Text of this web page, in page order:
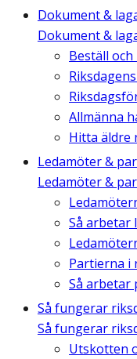
Dokument &
Dokument &
Beställ
Allmänna
Hitta äldre
Ledamöter &
Ledamöter &
Så arbetar
Partierna i
Så arbetar
Så fungerar
Så fungerar
Utskotten